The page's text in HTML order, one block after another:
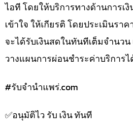
ไอที โดยให้บริการทางด้านการเ
เข้าใจ ให้เกียรติ โดยประเมินรา
จะได้รับเงินสดในทันทีเต็มจำนว
วางแผนการผ่อนชำระค่าบริการ
#รับจํานําแพร่.com
✅️อนุมัติไว รับ เงิน ทันที